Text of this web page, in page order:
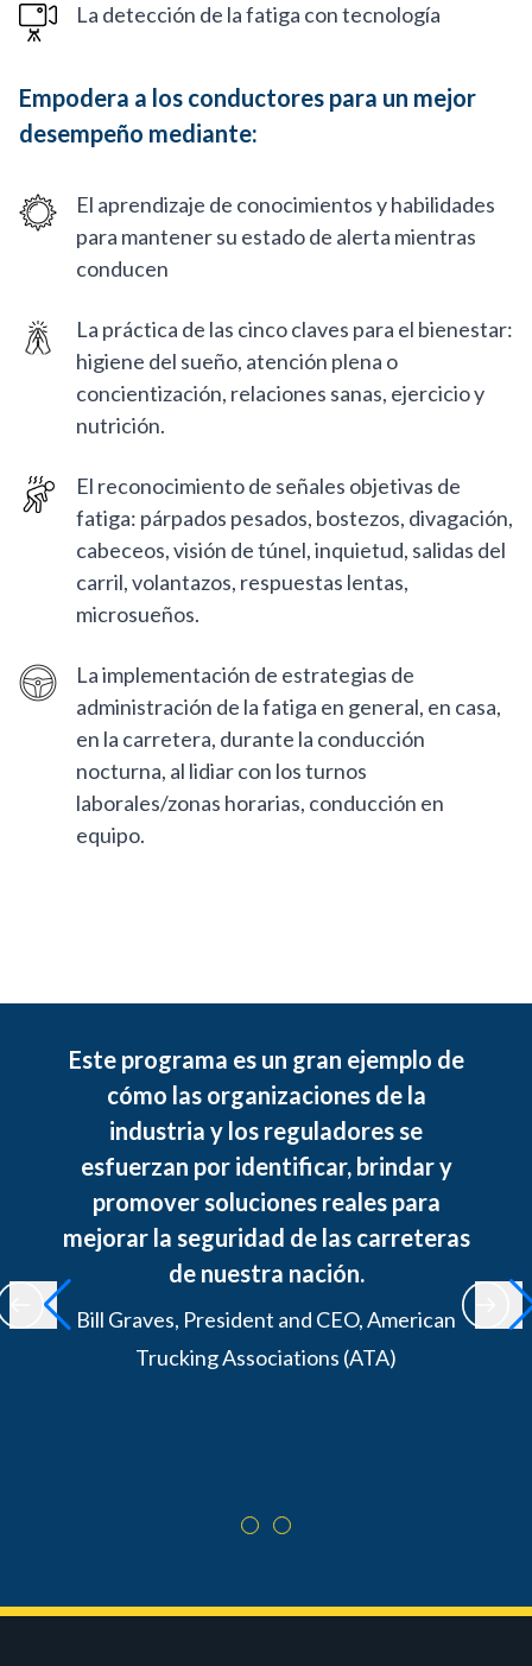
La detección de la fatiga con tecnología
Empodera a los conductores para un mejor
desempeño mediante:
El aprendizaje de conocimientos y habilidades
para mantener su estado de alerta mientras
conducen
La práctica de las cinco claves para el bienestar:
higiene del sueño, atención plena o
concientización, relaciones sanas, ejercicio y
nutrición.
El reconocimiento de señales objetivas de
fatiga: párpados pesados, bostezos, divagación,
cabeceos, visión de túnel, inquietud, salidas del
carril, volantazos, respuestas lentas,
microsueños.
La implementación de estrategias de
administración de la fatiga en general, en casa,
en la carretera, durante la conducción
nocturna, al lidiar con los turnos
laborales/zonas horarias, conducción en
equipo.
Este programa es un gran ejemplo de
cómo las organizaciones de la
industria y los reguladores se
esfuerzan por identificar, brindar y
promover soluciones reales para
mejorar la seguridad de las carreteras
de nuestra nación.
Bill Graves, President and CEO,American
Trucking Associations (ATA)